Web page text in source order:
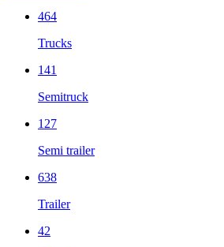
464
Trucks
141
Semitruck
127
Semi trailer
638
Trailer
42